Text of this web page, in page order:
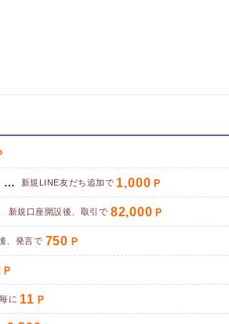
パン専門お取り寄せサイト「ぱん結び」（LINE友だち追加） 新規LINE友だち追加で 1,000
新規口座開設後、取引で 82,000
、発言で 750
に 11